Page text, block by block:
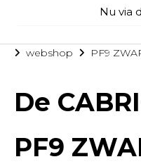
Nu via
webshop PF9
De
PF9